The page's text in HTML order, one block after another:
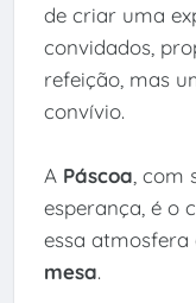
de criar uma
convidados,
refeição, mas
convívio.
A Páscoa ,
esperança, é o
essa atmosfera
mesa.